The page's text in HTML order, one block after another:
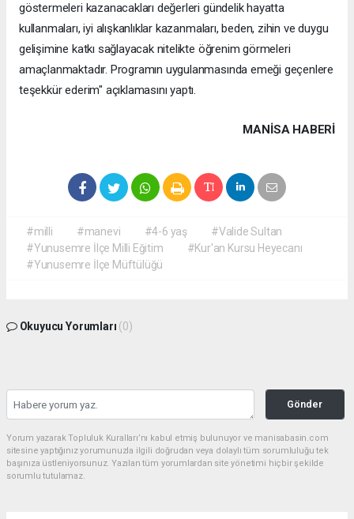
göstermeleri kazanacakları değerleri gündelik hayatta
kullanmaları, iyi alışkanlıklar kazanmaları, beden, zihin ve duygu
gelişimine katkı sağlayacak nitelikte öğrenim görmeleri
amaçlanmaktadır. Programın uygulanmasında emeği geçenlere
teşekkür ederim" açıklamasını yaptı.
MANISA HABERİ
#milli #manevi #4-6 yaş
#Valide Sultan
#Yunusemre İlçe Milli Eğitim
#Kur'an Kursu Heyecanı
#Yunusemre İlçe Müftülüğü
Okuyucu Yorumları (0)
Gönder
Yorum yazarak Topluluk Kuralları’nı kabul etmiş bulunuyor ve manisabasin.com
sitesine yaptığınız yorumunuzla ilgili doğrudan veya dolaylı tüm sorumluluğu tek
başınıza üstleniyorsunuz. Yazılan tüm yorumlardan site yönetimi hiçbir şekilde
sorumlu tutulamaz.